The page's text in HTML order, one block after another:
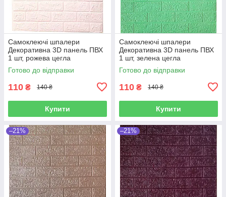
Самоклеючі шпалери
Декоративна 3D панель ПВХ
1 шт, рожева цегла
700х770х4мм
Готово до відправки
110 ₴ 140 ₴
Купити
Самоклеючі шпалери
Декоративна 3D панель ПВХ
1 шт, зелена цегла
700х770х4мм
Готово до відправки
110 ₴ 140 ₴
Купити
–21% –21%